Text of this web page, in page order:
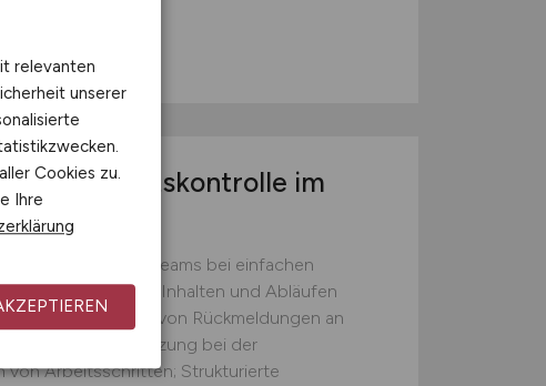
für Qualitätskontrolle im
unseres Teams bei einfachen
Kontrolle von Inhalten und Abläufen
Weitergabe von Rückmeldungen an
Kollegen; Unterstützung bei der
Arbeitsschritten; Strukturierte
relevanten
unserer
Cookies zu.
Ihre